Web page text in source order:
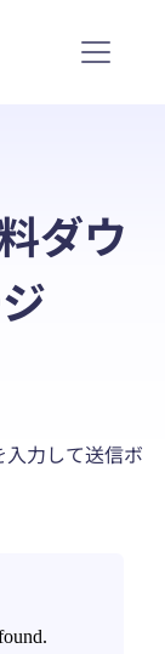
ダウ
力して送信ボ